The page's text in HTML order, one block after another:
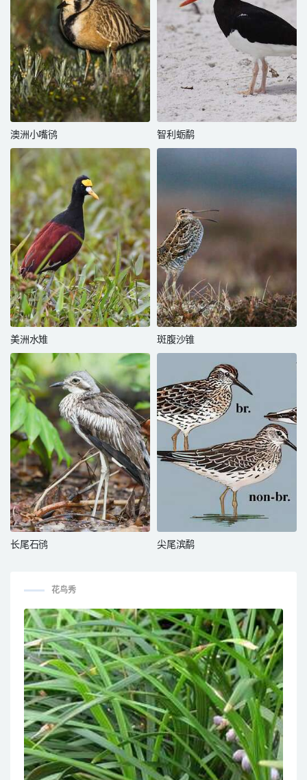
澳洲小嘴鸻 智利蛎鹬
美洲水雉 斑腹沙锥
长尾石鸻 尖尾滨鹬
花鸟秀